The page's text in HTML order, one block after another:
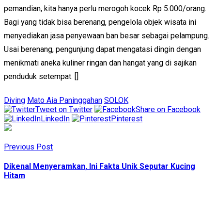
pemandian, kita hanya perlu merogoh kocek Rp 5.000/orang.
Bagi yang tidak bisa berenang, pengelola objek wisata ini
menyediakan jasa penyewaan ban besar sebagai pelampung.
Usai berenang, pengunjung dapat mengatasi dingin dengan
menikmati aneka kuliner ringan dan hangat yang di sajikan
penduduk setempat. []
Diving Mato Aia Paninggahan SOLOK
Tweet on Twitter
Share on Facebook
LinkedIn
Pinterest
Previous Post
Dikenal Menyeramkan, Ini Fakta Unik Seputar Kucing
Hitam